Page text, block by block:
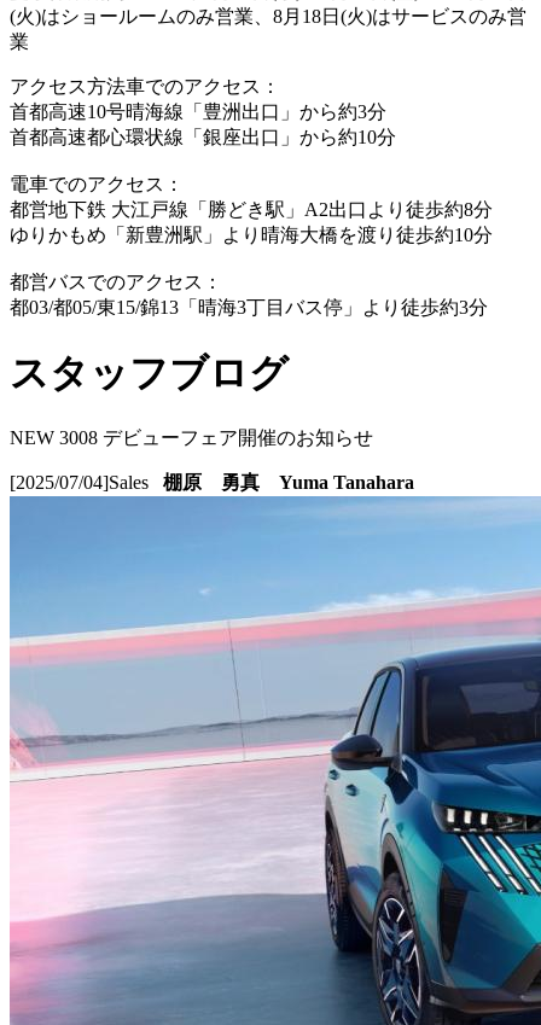
(火)はショールームのみ営業、8月18日(火)はサービスのみ営
業
アクセス方法車でのアクセス：
首都高速10号晴海線「豊洲出口」から約3分
首都高速都心環状線「銀座出口」から約10分
電車でのアクセス：
都営地下鉄 大江戸線「勝どき駅」A2出口より徒歩約8分
ゆりかもめ「新豊洲駅」より晴海大橋を渡り徒歩約10分
都営バスでのアクセス：
都03/都05/東15/錦13「晴海3丁目バス停」より徒歩約3分
スタッフブログ
NEW 3008 デビューフェア開催のお知らせ
[2025/07/04]Sales 棚原 勇真 Yuma Tanahara